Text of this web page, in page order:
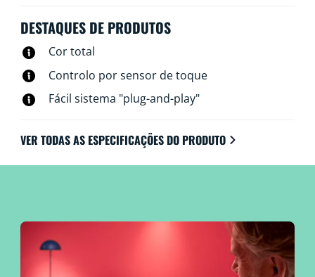
DESTAQUES DE PRODUTOS
Cor total
Controlo por sensor de toque
Fácil sistema "plug-and-play"
VER TODAS AS ESPECIFICAÇÕES DO PRODUTO